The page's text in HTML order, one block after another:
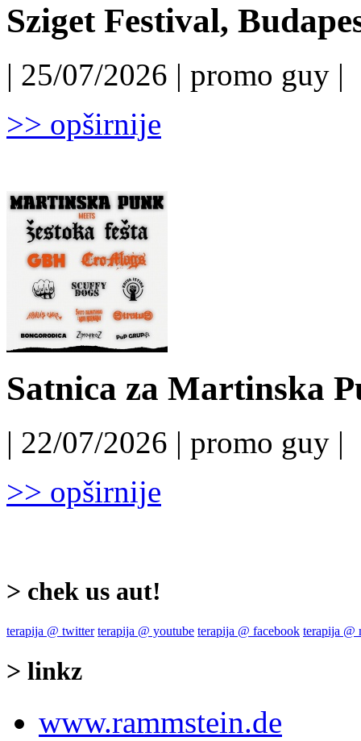
Sziget Festival,
| 25/07/2026 | promo guy |
>> opširnije
Satnica za Martinska
| 22/07/2026 | promo guy |
>> opširnije
> chek us aut!
terapija @ twitter terapija @ youtube terapija @ facebook terapija @
> linkz
www.rammstein.de